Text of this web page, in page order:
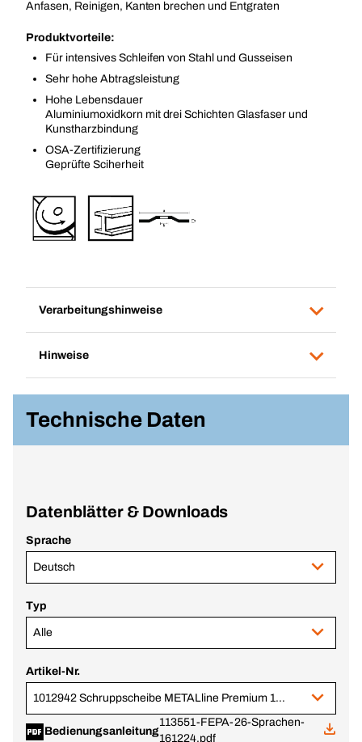
Anfasen, Reinigen, Kanten brechen und Entgraten
Produktvorteile:
Für intensives Schleifen von Stahl und Gusseisen
Sehr hohe Abtragsleistung
Hohe Lebensdauer
Aluminiumoxidkorn mit drei Schichten Glasfaser und
Kunstharzbindung
OSA-Zertifizierung
Geprüfte Sciherheit
Verarbeitungshinweise
Hinweise
Technische Daten
Datenblätter & Downloads
Sprache
Deutsch
Typ
Alle
Artikel-Nr.
1012942 Schruppscheibe METALline Premium 125x7x22,23 mm
Bedienungsanleitung
113551-FEPA-26-Sprachen-
161224.pdf